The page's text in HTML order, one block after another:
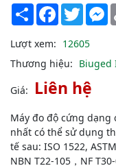
Share Facebook
Twitter
Lượt xem: 12605
Thương hiệu: Biuged
Giá: Liên hệ
Máy đo độ cứng dạng
nhất có thể sử dụng
tế sau: ISO 1522,
NBN T22-105，NF